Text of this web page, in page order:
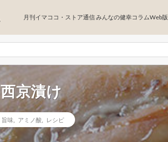
月刊イマココ・ストア通信 みんなの健幸コラムWeb版
京漬け
旨味 アミノ酸 レシピ